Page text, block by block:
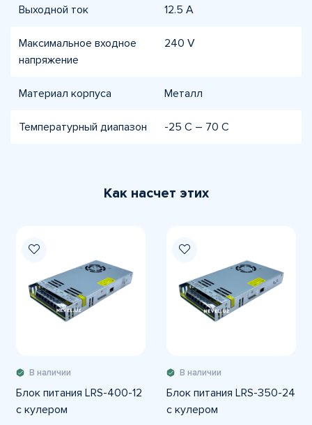
Выходной ток 12.5 A
Максимальное входное
напряжение
240 V
Материал корпуса Металл
Температурный диапазон -25 С – 70 С
Как насчет этих
В наличии
Блок питания LRS-400-12
c кулером
В наличии
Блок питания LRS-350-24
c кулером